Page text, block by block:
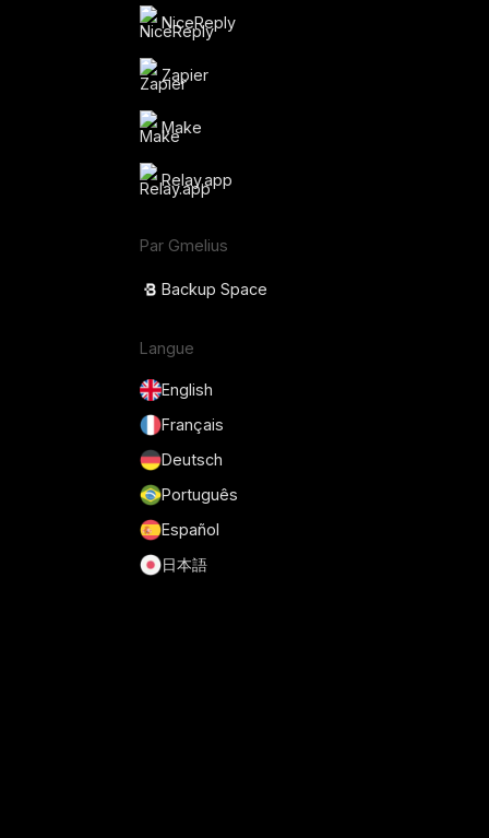
NiceReply
Zapier
Make
Relay.app
Par Gmelius
Backup Space
Langue
English
Français
Deutsch
Português
Español
日本語